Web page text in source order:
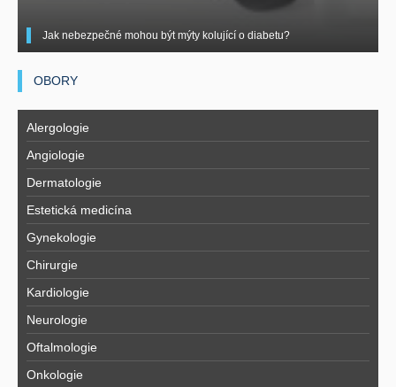
Jak nebezpečné mohou být mýty kolující o diabetu?
OBORY
Alergologie
Angiologie
Dermatologie
Estetická medicína
Gynekologie
Chirurgie
Kardiologie
Neurologie
Oftalmologie
Onkologie